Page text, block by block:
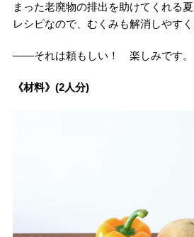
まった老廃物の排出を助けてくれる
レシピなので、むくみも解消しやす
――それは頼もしい！ 楽しみです。
《材料》(2人分)